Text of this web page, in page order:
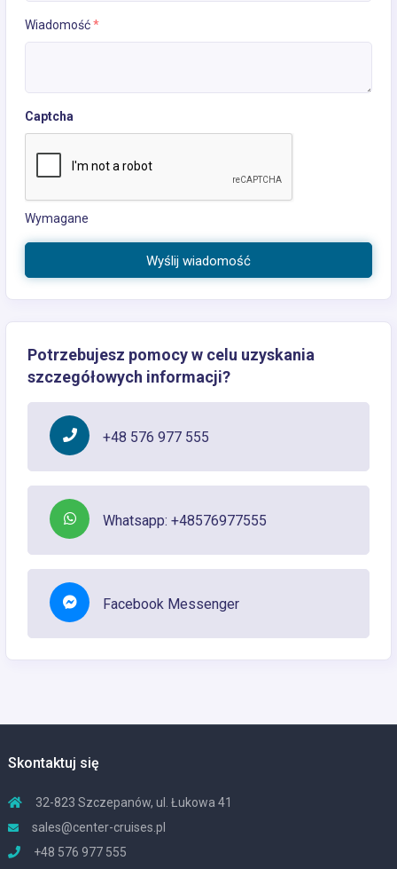
Wiadomość*
Captcha
Wymagane
Wyślij wiadomość
Potrzebujesz pomocy w celu uzyskania
szczegółowych informacji?
+48 576 977 555
Whatsapp: +48576977555
Facebook Messenger
Skontaktuj się
32-823 Szczepanów, ul. Łukowa 41
sales@center-cruises.pl
+48 576 977 555